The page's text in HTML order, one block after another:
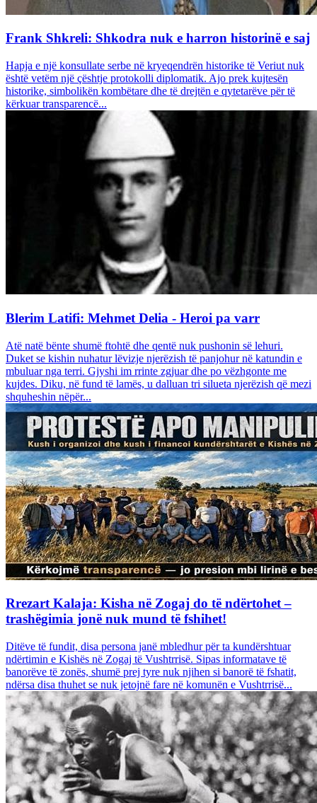
Frank Shkreli: Shkodra nuk e harron historinë e saj
Hapja e një konsullate serbe në kryeqendrën historike të Veriut nuk
është vetëm një çështje protokolli diplomatik. Ajo prek kujtesën
historike, simbolikën kombëtare dhe të drejtën e qytetarëve për të
kërkuar transparencë...
Blerim Latifi: Mehmet Delia - Heroi pa varr
Atë natë bënte shumë ftohtë dhe qentë nuk pushonin së lehuri.
Duket se kishin nuhatur lëvizje njerëzish të panjohur në katundin e
mbuluar nga terri. Gjyshi im rrinte zgjuar dhe po vëzhgonte me
kujdes. Diku, në fund të lamës, u dalluan tri silueta njerëzish që mezi
shquheshin nëpër...
Rrezart Kalaja: Kisha në Zogaj do të ndërtohet –
trashëgimia jonë nuk mund të fshihet!
Ditëve të fundit, disa persona janë mbledhur për ta kundërshtuar
ndërtimin e Kishës në Zogaj të Vushtrrisë. Sipas informatave të
banorëve të zonës, shumë prej tyre nuk njihen si banorë të fshatit,
ndërsa disa thuhet se nuk jetojnë fare në komunën e Vushtrrisë...